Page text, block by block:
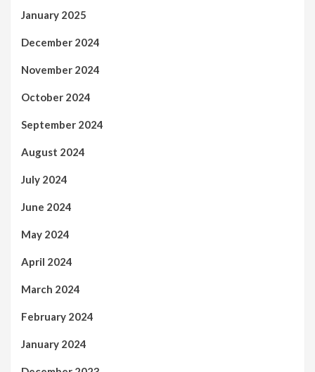
January 2025
December 2024
November 2024
October 2024
September 2024
August 2024
July 2024
June 2024
May 2024
April 2024
March 2024
February 2024
January 2024